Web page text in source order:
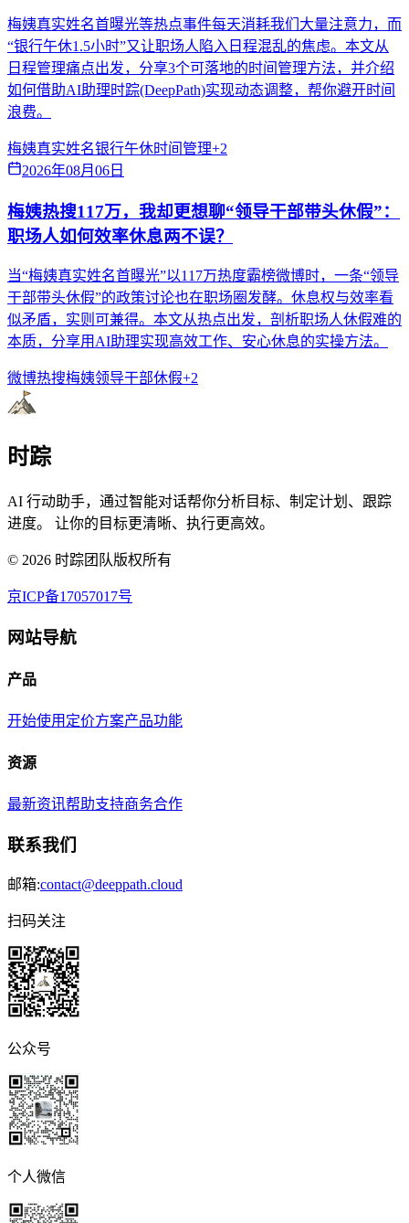
梅姨真实姓名首曝光等热点事件每天消耗我们大量注意力，而
“银行午休1.5小时”又让职场人陷入日程混乱的焦虑。本文从
日程管理痛点出发，分享3个可落地的时间管理方法，并介绍
如何借助AI助理时踪(DeepPath)实现动态调整，帮你避开时间
浪费。
梅姨真实姓名银行午休时间管理+2
2026年08月06日
梅姨热搜117万，我却更想聊“领导干部带头休假”：
职场人如何效率休息两不误？
当“梅姨真实姓名首曝光”以117万热度霸榜微博时，一条“领导
干部带头休假”的政策讨论也在职场圈发酵。休息权与效率看
似矛盾，实则可兼得。本文从热点出发，剖析职场人休假难的
本质，分享用AI助理实现高效工作、安心休息的实操方法。
微博热搜梅姨领导干部休假+2
时踪
AI 行动助手，通过智能对话帮你分析目标、制定计划、跟踪
进度。 让你的目标更清晰、执行更高效。
© 2026 时踪团队版权所有
京ICP备17057017号
网站导航
产品
开始使用 定价方案产品功能
资源
最新资讯帮助支持商务合作
联系我们
邮箱:contact@deeppath.cloud
扫码关注
公众号
个人微信